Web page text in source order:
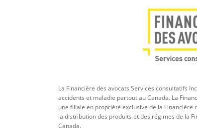
La Financière des avocats Services consultatifs
accidents et maladie partout au Canada. La
une filiale en propriété exclusive de la
la distribution des produits et des régimes de la
Canada.